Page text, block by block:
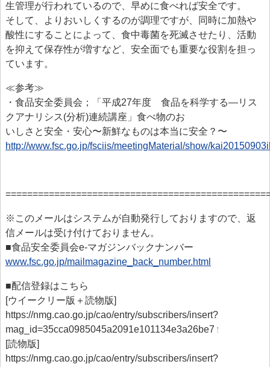
生管理が行われているので、早めに食べれば安全です。
そして、よりおいしくするのが調理ですが、同時に加熱や
酸性にすることによって、食中毒菌を死滅させたり、活動
を抑えて保存性が増すなど、安全面でも重要な役割を担っ
ています。
≪参考≫
・食品安全委員会；「平成27年度 食品を科学する—リス
クアナリシス(分析)連続講座」食べ物のお
いしさと安全・安心〜新鮮なものは本当に安全？〜
http://www.fsc.go.jp/fsciis/meetingMaterial/show/
※このメールはシステムが自動発行しておりますので、返
信メールは受け付けておりません。
■食品安全委員会e-マガジンバックナンバー
www.fsc.go.jp/mailmagazine_back_number.html
■配信登録はこちら
[ウイークリー版＋読物版]
https://nmg.cao.go.jp/cao/entry/subscribers/insert?
mag_id=35cca0985045a2091e101134e3a26be7
[読物版]
https://nmg.cao.go.jp/cao/entry/subscribers/insert?